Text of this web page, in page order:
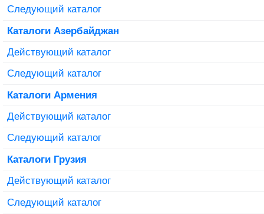
Следующий каталог
Каталоги Азербайджан
Действующий каталог
Следующий каталог
Каталоги Армения
Действующий каталог
Следующий каталог
Каталоги Грузия
Действующий каталог
Следующий каталог